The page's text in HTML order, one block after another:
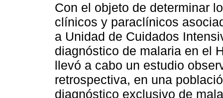
Con el objeto de determinar
clínicos y paraclínicos
a Unidad de Cuidados
diagnóstico de malaria en el
llevó a cabo un estudio
retrospectiva, en una
diagnóstico exclusivo de